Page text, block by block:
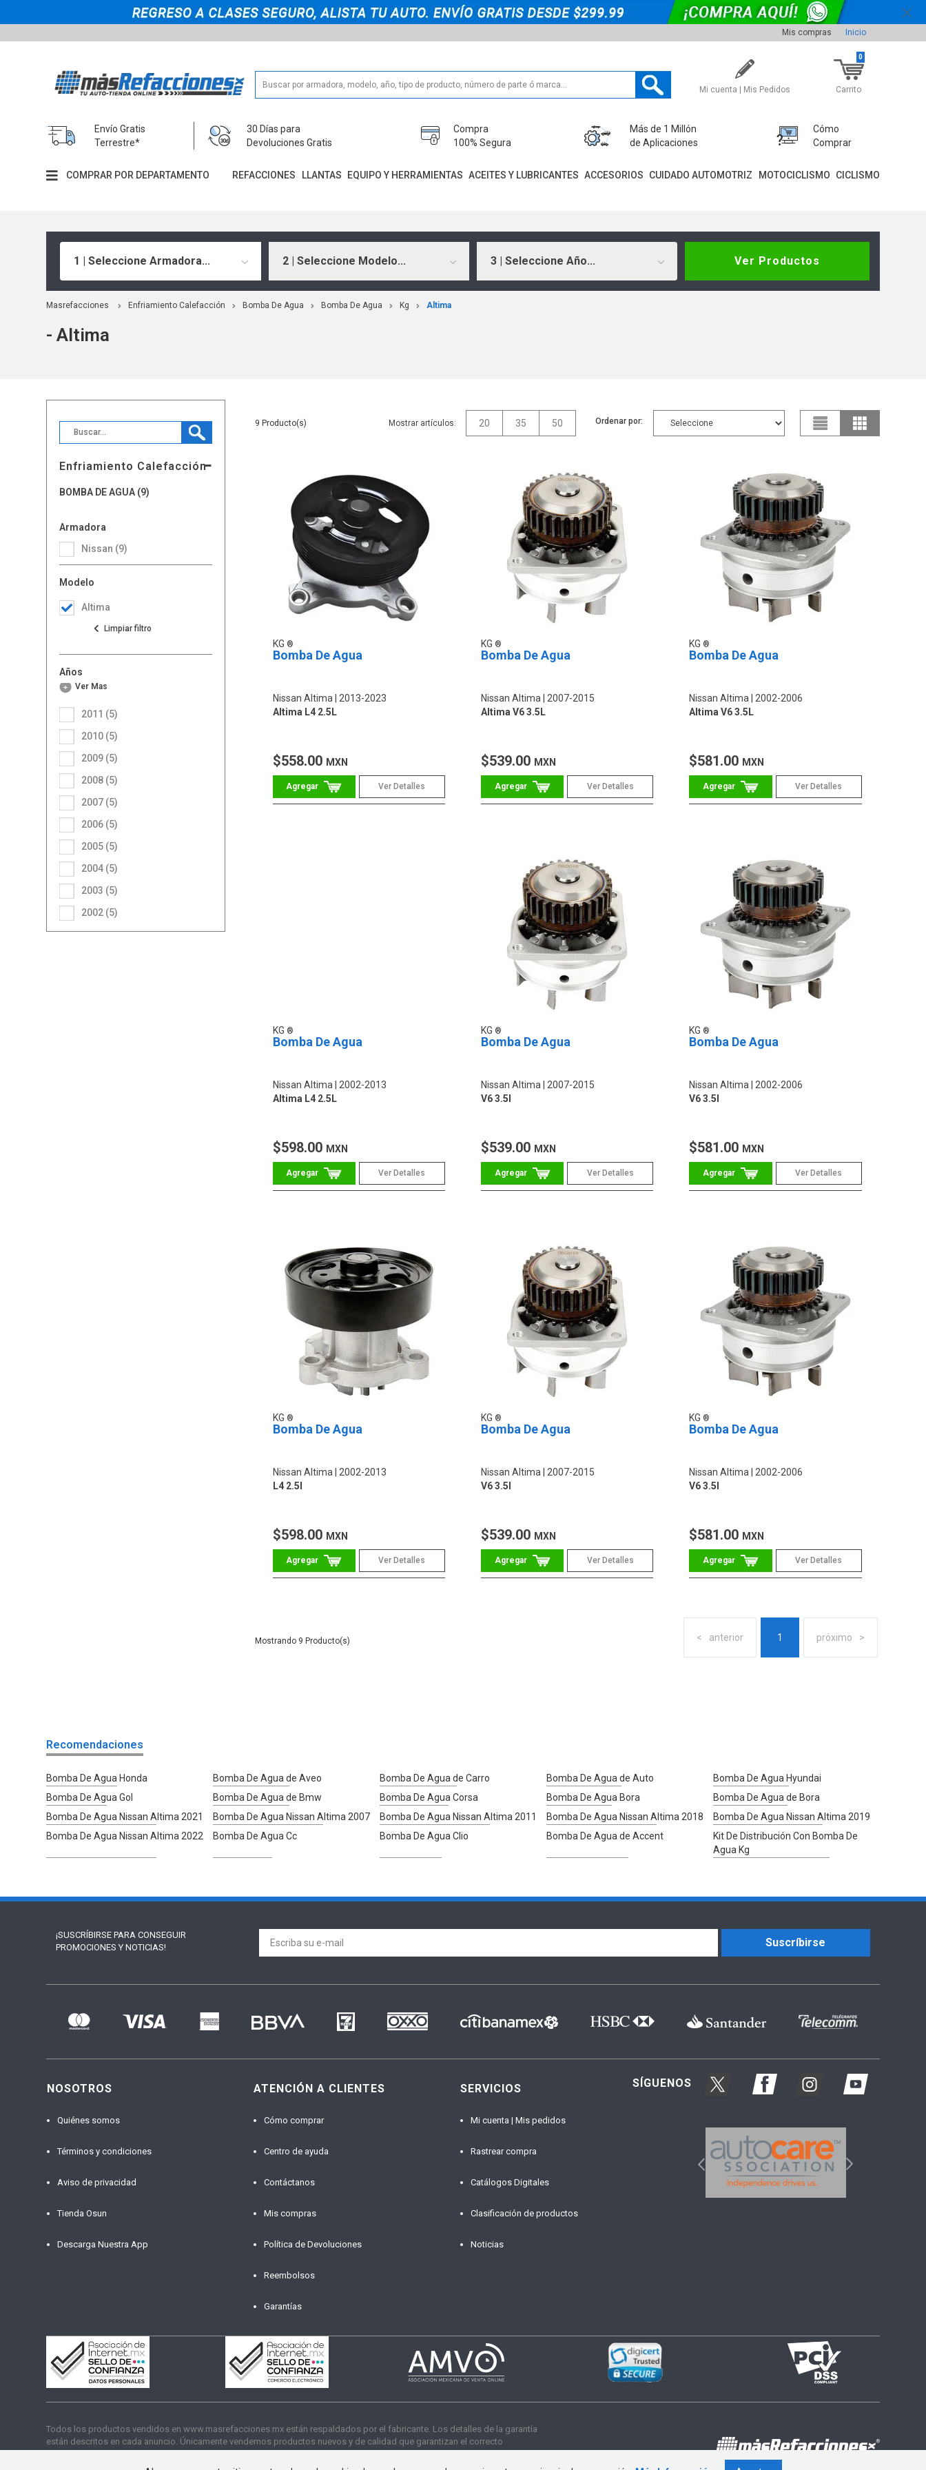
Mis compras Inicio
Mi cuenta | Mis Pedidos Carrito
0
Envío Gratis
Terrestre*
30 Días para
Devoluciones Gratis
Compra
100% Segura
Más de 1 Millón
de Aplicaciones
Cómo
Comprar
COMPRAR POR DEPARTAMENTO REFACCIONES LLANTAS EQUIPO Y HERRAMIENTAS ACEITES Y LUBRICANTES ACCESORIOS CUIDADO AUTOMOTRIZ MOTOCICLISMO CICLISMO
1 | Seleccione Armadora... 2 | Seleccione Modelo... 3 | Seleccione Año... Ver Productos
Masrefacciones Enfriamiento Calefacción Bomba De Agua Bomba De Agua Kg Altima
- Altima
Enfriamiento Calefacción
BOMBA DE AGUA (9)
Armadora
Nissan (9)
Modelo
Altima
Años
2002 (5)
2003 (5)
2004 (5)
2005 (5)
2006 (5)
2007 (5)
2008 (5)
2009 (5)
2010 (5)
2011 (5)
Ver Más
9 Mostrar artículos: 20 35 50 Ordenar por:
KG
Bomba De Agua
Nissan Altima
2013-2023
Altima L4 2.5L
$558.00 MXN
Ver Detalles
KG
Bomba De Agua
Nissan Altima
2007-2015
Altima V6 3.5L
$539.00 MXN
Ver Detalles
KG
Bomba De Agua
Nissan Altima
2002-2006
Altima V6 3.5L
$581.00 MXN
Ver Detalles
KG
Bomba De Agua
Nissan Altima 2002-2013
Altima L4 2.5L
$598.00 MXN
Ver Detalles
KG
Bomba De Agua
Nissan Altima 2007-2015
V6 3.5l
$539.00 MXN
Ver Detalles
KG
Bomba De Agua
Nissan Altima 2002-2006
V6 3.5l
$581.00 MXN
Ver Detalles
KG
Bomba De Agua
Nissan Altima
2002-2013
L4 2.5l
$598.00 MXN
Ver Detalles
KG
Bomba De Agua
Nissan Altima
2007-2015
V6 3.5l
$539.00 MXN
Ver Detalles
KG
Bomba De Agua
Nissan Altima
2002-2006
V6 3.5l
$581.00 MXN
Ver Detalles
anterior 1 próximo
9
Recomendaciones
Bomba De Agua Honda Bomba De Agua de Aveo Bomba De Agua de Carro Bomba De Agua de Auto
Bomba De Agua Hyundai
Bomba De Agua Gol
Bomba De Agua de Bmw Bomba De Agua Corsa Bomba De Agua Bora
Bomba De Agua de Bora
Bomba De Agua Nissan Altima 2021
Bomba De Agua Nissan Altima 2007 Bomba De Agua Nissan Altima 2011 Bomba De Agua Nissan Altima 2018
Bomba De Agua Nissan Altima 2019
Bomba De Agua Nissan Altima 2022
Bomba De Agua Cc Bomba De Agua Clio Bomba De Agua de Accent
Kit De Distribución Con Bomba De
Agua Kg
¡SUSCRÍBIRSE PARA CONSEGUIR
PROMOCIONES Y NOTICIAS!
Suscríbirse
NOSOTROS
Quiénes somos
Términos y condiciones
Aviso de privacidad
Tienda Osun
Descarga Nuestra App
ATENCIÓN A CLIENTES
Cómo comprar
Centro de ayuda
Contáctanos
Mis compras
Política de Devoluciones
Reembolsos
Garantías
SERVICIOS
Mi cuenta | Mis pedidos
Rastrear compra
Catálogos Digitales
Clasificación de productos
Noticias
SÍGUENOS
Todos los productos vendidos en www.masrefacciones.mx están respaldados por el fabricante. Los detalles de la garantía
están descritos en cada anuncio. Únicamente vendemos productos nuevos y de calidad que garantizan el correcto